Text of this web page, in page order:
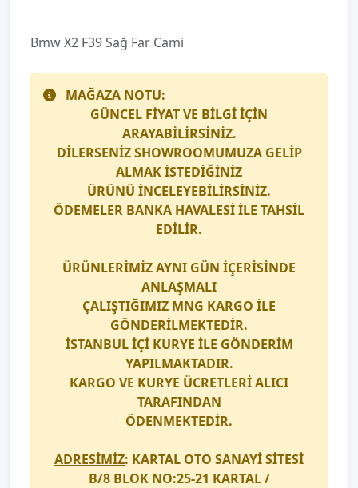
Bmw X2 F39 Sağ Far Cami
MAĞAZA NOTU:
GÜNCEL FİYAT VE BİLGİ İÇİN
ARAYABİLİRSİNİZ.
DİLERSENİZ SHOWROOMUMUZA GELİP
ALMAK İSTEDİĞİNİZ
ÜRÜNÜ İNCELEYEBİLİRSİNİZ.
ÖDEMELER BANKA HAVALESİ İLE TAHSİL
EDİLİR.
ÜRÜNLERİMİZ AYNI GÜN İÇERİSİNDE
ANLAŞMALI
ÇALIŞTIĞIMIZ MNG KARGO İLE
GÖNDERİLMEKTEDİR.
İSTANBUL İÇİ KURYE İLE GÖNDERİM
YAPILMAKTADIR.
KARGO VE KURYE ÜCRETLERİ ALICI
TARAFINDAN
ÖDENMEKTEDİR.
ADRESİMİZ: KARTAL OTO SANAYİ SİTESİ
B/8 BLOK NO:25-21 KARTAL /